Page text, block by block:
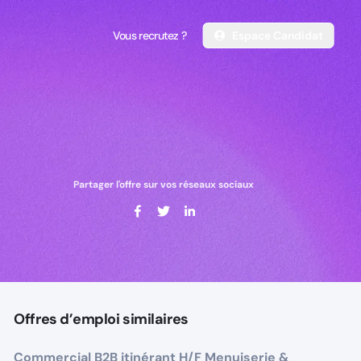
Vous recrutez ?
Vous recrutez ?
Partager l'offre sur vos réseaux sociaux
Offres d’emploi similaires
Commercial B2B itinérant H/F Menuiserie &